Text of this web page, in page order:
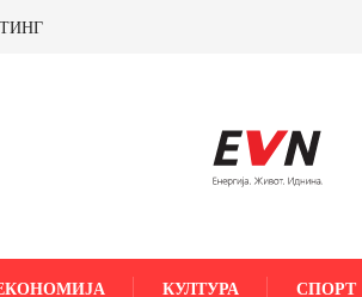
КУЛТУРА СПОРТ